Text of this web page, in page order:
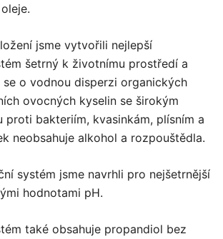
jsme vytvořili nejlepší
šetrný k životnímu prostředí a
o vodnou disperzi organických
ovocných kyselin se širokým
proti bakteriím, kvasinkám, plísním a
neobsahuje alkohol a rozpouštědla.
systém jsme navrhli pro nejšetrnější
hodnotami pH.
také obsahuje propandiol bez